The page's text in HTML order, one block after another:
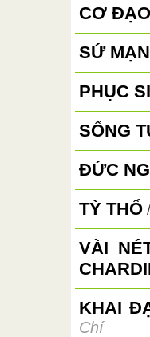
CƠ
SỨ
PHỤC
SỐNG
ĐỨC
TỲ THỔ
VÀI
KHAI
Chí